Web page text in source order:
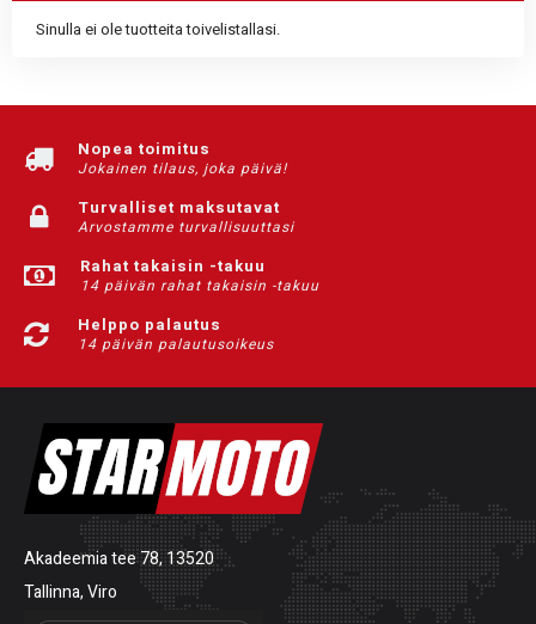
Sinulla ei ole tuotteita toivelistallasi.
Nopea toimitus
Jokainen tilaus, joka päivä!
Turvalliset maksutavat
Arvostamme turvallisuuttasi
Rahat takaisin -takuu
14 päivän rahat takaisin -takuu
Helppo palautus
14 päivän palautusoikeus
Akadeemia tee 78, 13520
Tallinna, Viro